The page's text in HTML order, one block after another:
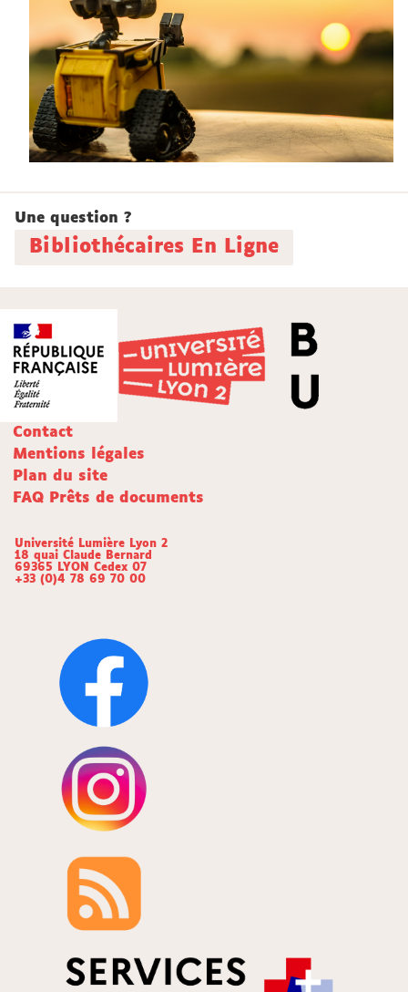
Une question ?
Bibliothécaires En Ligne
Contact
Mentions légales
Plan du site
FAQ Prêts de documents
Université Lumière Lyon 2
18 quai Claude Bernard
69365 LYON Cedex 07
+33 (0)4 78 69 70 00